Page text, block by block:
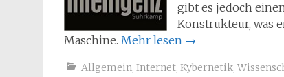
gibt es jedoch
Konstrukteur, was
Maschine. Mehr lesen →
Allgemein, Internet, Kybernetik,